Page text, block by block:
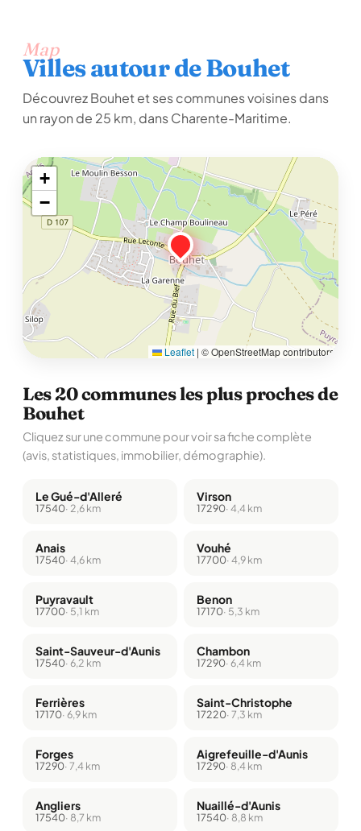
Map
Villes autour de Bouhet
Découvrez Bouhet et ses communes voisines dans
un rayon de 25 km, dans Charente-Maritime.
+
−
Leaflet | © OpenStreetMap contributors
Les 20 communes les plus proches de
Bouhet
Cliquez sur une commune pour voir sa fiche complète
(avis, statistiques, immobilier, démographie).
Le Gué-d'Alleré
17540· 2,6 km
Virson
17290· 4,4 km
Anais
17540· 4,6 km
Vouhé
17700· 4,9 km
Puyravault
17700· 5,1 km
Benon
17170· 5,3 km
Saint-Sauveur-d'Aunis
17540· 6,2 km
Chambon
17290· 6,4 km
Ferrières
17170· 6,9 km
Saint-Christophe
17220· 7,3 km
Forges
17290· 7,4 km
Aigrefeuille-d'Aunis
17290· 8,4 km
Angliers
17540· 8,7 km
Nuaillé-d'Aunis
17540· 8,8 km